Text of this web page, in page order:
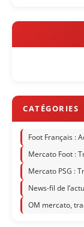
Foot Français :
Mercato Foot :
Mercato PSG :
News-fil de
OM mercato,